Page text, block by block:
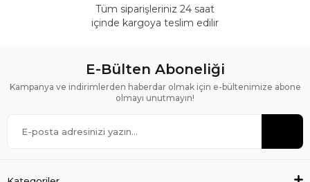
Tüm siparişleriniz 24 saat
içinde kargoya teslim edilir
E-Bülten Aboneliği
Kampanya ve indirimlerden haberdar olmak için e-bültenimize abone
olmayı unutmayın!